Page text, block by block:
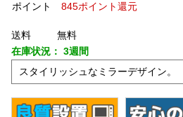
ポイント
845ポイント還元
送料
無料
在庫状況： 3週間
スタイリッシュなミラーデザイン。